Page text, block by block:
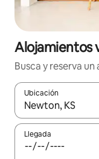
Alojamientos
Busca y reserva
Ubicación
Cuando los
Llegada